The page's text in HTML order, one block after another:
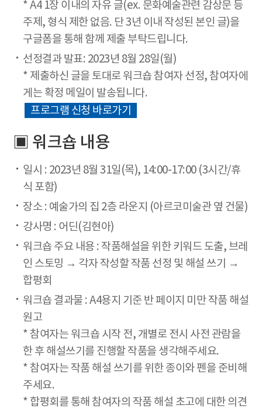
* A4 1장 이내의 자유 글(ex. 문화예술관련 감상문 등
주제, 형식 제한 없음. 단 3년 이내 작성된 본인 글)을
구글폼을 통해 함께 제출 부탁드립니다.
선정결과 발표: 2023년 8월 28일(월)
* 제출하신 글을 토대로 워크숍 참여자 선정, 참여자에
게는 확정 메일이 발송됩니다.
프로그램 신청 바로가기
▣ 워크숍 내용
일시 : 2023년 8월 31일(목), 14:00-17:00 (3시간/휴
식 포함)
장소 : 예술가의 집 2층 라운지 (아르코미술관 옆 건물)
강사명 : 어딘(김현아)
워크숍 주요 내용 : 작품해설을 위한 키워드 도출, 브레
인 스토밍 → 각자 작성할 작품 선정 및 해설 쓰기 →
합평회
워크숍 결과물 : A4용지 기준 반 페이지 미만 작품 해설
원고
* 참여자는 워크숍 시작 전, 개별로 전시 사전 관람을
한 후 해설쓰기를 진행할 작품을 생각해주세요.
* 참여자는 작품 해설 쓰기를 위한 종이와 펜을 준비해
주세요.
* 합평회를 통해 참여자의 작품 해설 초고에 대한 의견